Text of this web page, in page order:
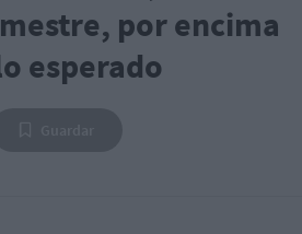
por encima
esperado